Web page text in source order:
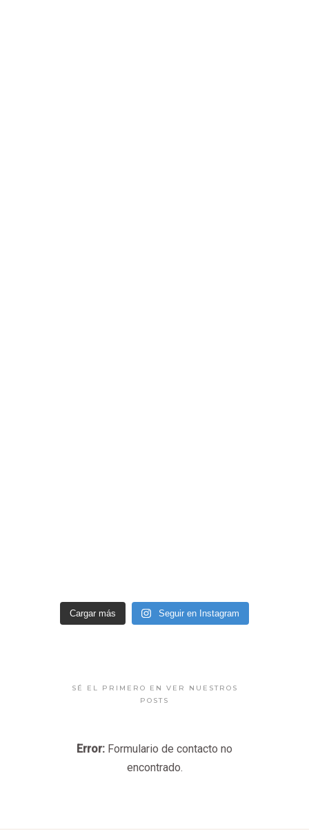
Cargar más Seguir en Instagram
SÉ EL PRIMERO EN VER NUESTROS
POSTS
Error: Formulario de contacto no
encontrado.